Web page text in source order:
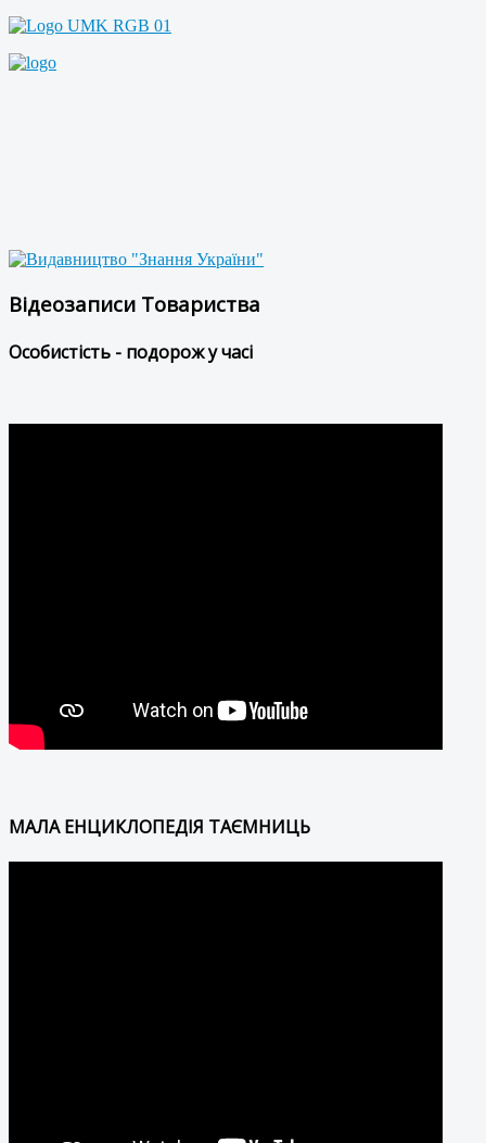
Відеозаписи Товариства
Особистість - подорож у часі
МАЛА ЕНЦИКЛОПЕДІЯ ТАЄМНИЦЬ